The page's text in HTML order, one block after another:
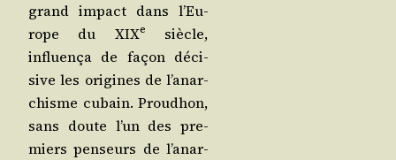
grand impact dans l’Eu­
rope du XIXe
siècle,
influen­ça de façon déci­
sive les ori­gines de l’a­nar­
chisme cubain. Prou­dhon,
sans doute l’un des pre­
miers pen­seurs de l’a­nar­